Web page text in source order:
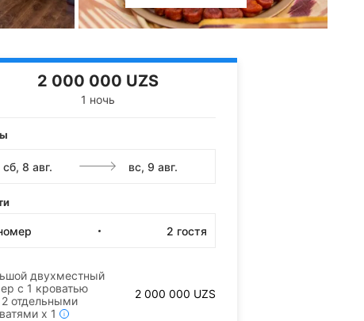
2 000 000 UZS
1 ночь
2 гостя
двухместный
c 1 кроватью
2 отдельными
x 1 i
2 000 000 UZS